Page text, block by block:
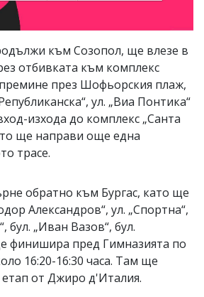
към Созопол, ще влезе в
отбивката към комплекс
през Шофьорския плаж,
ул. „Виа Понтика“
изхода до комплекс „Санта
ще направи още една
трасе.
обратно към Бургас, като ще
Александров“, ул. „Спортна“,
бул. „Иван Вазов“, бул.
финишира пред Гимназията по
16:20-16:30 часа. Там ще
от Джиро д'Италия.